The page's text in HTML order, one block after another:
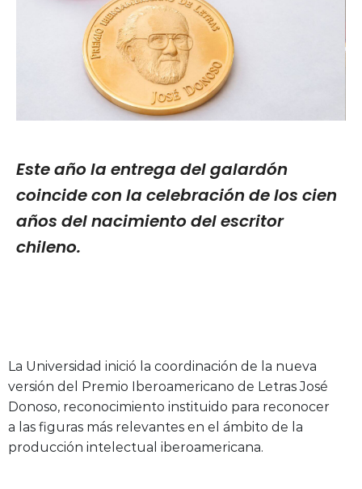
Este año la entrega del galardón
coincide con la celebración de los cien
años del nacimiento del escritor
chileno.
La Universidad inició la coordinación de la nueva
versión del Premio Iberoamericano de Letras José
Donoso, reconocimiento instituido para reconocer
a las figuras más relevantes en el ámbito de la
producción intelectual iberoamericana.